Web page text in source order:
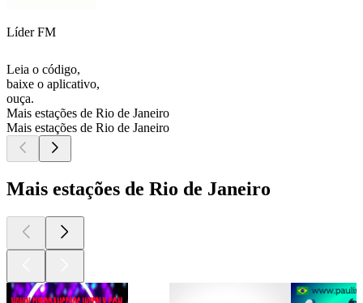
Líder FM
Leia o código,
baixe o aplicativo,
ouça.
Mais estações de Rio de Janeiro
Mais estações de Rio de Janeiro
Mais estações de Rio de Janeiro